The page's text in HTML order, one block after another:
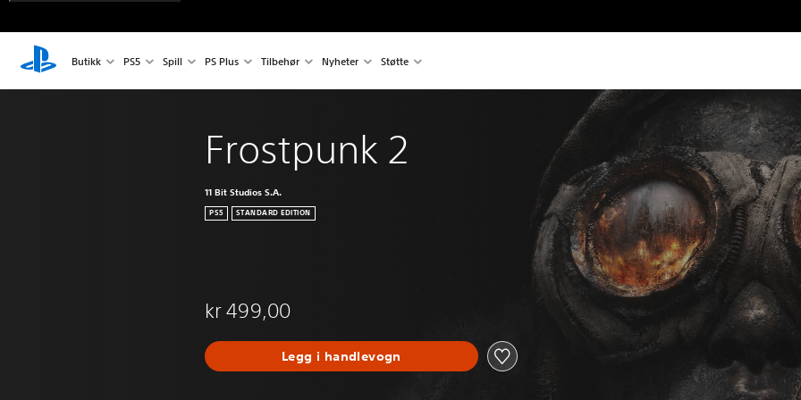
Butikk PS5 Spill PS Plus Tilbehør Nyheter Støtte
Frostpunk 2
11 Bit Studios S.A.
PS5 STANDARD EDITION
kr 499,00
Legg i handlevogn